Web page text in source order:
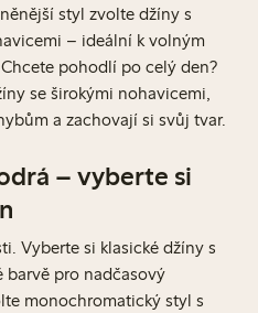
styl zvolte džíny s
– ideální k volným
pohodlí po celý den?
se širokými nohavicemi,
a zachovají si svůj tvar.
– vyberte si
Vyberte si klasické džíny s
pro nadčasový
monochromatický styl s